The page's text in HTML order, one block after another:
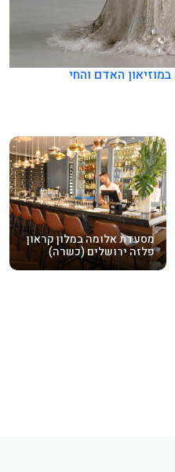
האדם והחי
מסעדת אלומה במלון קראון
פלזה ירושלים (כשרה)